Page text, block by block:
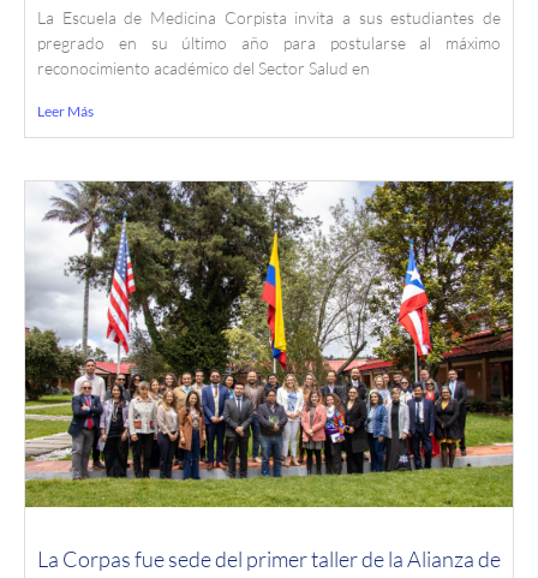
La Escuela de Medicina Corpista invita a sus estudiantes de
pregrado en su último año para postularse al máximo
reconocimiento académico del Sector Salud en
Leer Más
La Corpas fue sede del primer taller de la Alianza de